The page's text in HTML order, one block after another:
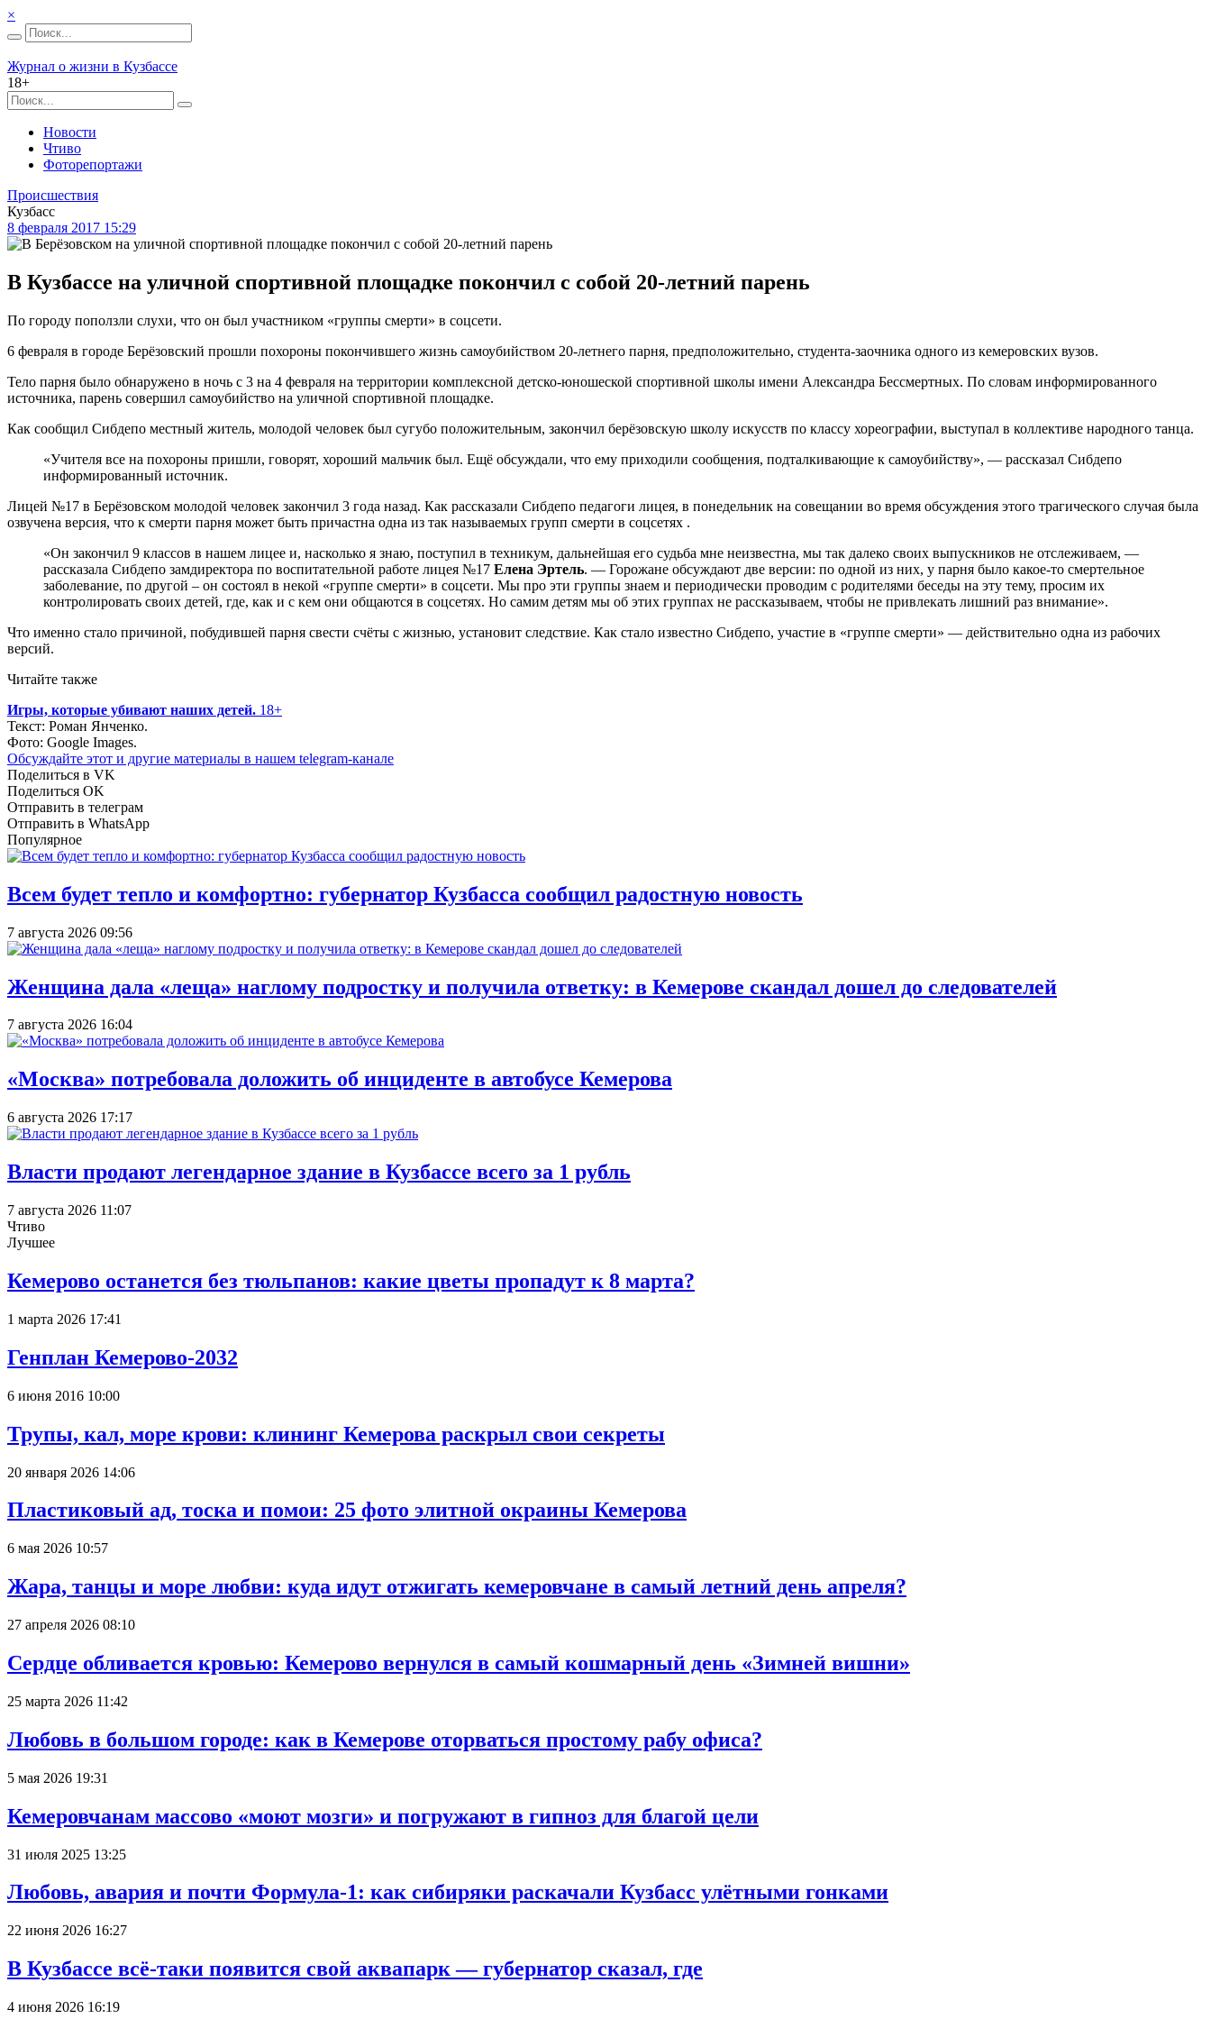
×
Журнал о жизни в Кузбассе
18+
Новости
Чтиво
Фоторепортажи
Происшествия
Кузбасс
8 февраля 2017 15:29
В Кузбассе на уличной спортивной площадке покончил с собой 20-летний парень
По городу поползли слухи, что он был участником «группы смерти» в соцсети.
6 февраля в городе Берёзовский прошли похороны покончившего жизнь самоубийством 20-летнего парня, предположительно, студента-заочника одного из кемеровских вузов.
Тело парня было обнаружено в ночь с 3 на 4 февраля на территории комплексной детско-юношеской спортивной школы имени Александра Бессмертных. По словам информированного
источника, парень совершил самоубийство на уличной спортивной площадке.
Как сообщил Сибдепо местный житель, молодой человек был сугубо положительным, закончил берёзовскую школу искусств по классу хореографии, выступал в коллективе народного танца.
«Учителя все на похороны пришли, говорят, хороший мальчик был. Ещё обсуждали, что ему приходили сообщения, подталкивающие к самоубийству», — рассказал Сибдепо
информированный источник.
Лицей №17 в Берёзовском молодой человек закончил 3 года назад. Как рассказали Сибдепо педагоги лицея, в понедельник на совещании во время обсуждения этого трагического случая была
озвучена версия, что к смерти парня может быть причастна одна из так называемых групп смерти в соцсетях .
«Он закончил 9 классов в нашем лицее и, насколько я знаю, поступил в техникум, дальнейшая его судьба мне неизвестна, мы так далеко своих выпускников не отслеживаем, —
рассказала Сибдепо замдиректора по воспитательной работе лицея №17 Елена Эртель. — Горожане обсуждают две версии: по одной из них, у парня было какое-то смертельное
заболевание, по другой – он состоял в некой «группе смерти» в соцсети. Мы про эти группы знаем и периодически проводим с родителями беседы на эту тему, просим их
контролировать своих детей, где, как и с кем они общаются в соцсетях. Но самим детям мы об этих группах не рассказываем, чтобы не привлекать лишний раз внимание».
Что именно стало причиной, побудившей парня свести счёты с жизнью, установит следствие. Как стало известно Сибдепо, участие в «группе смерти» — действительно одна из рабочих
версий.
Читайте также
Игры, которые убивают наших детей. 18+
Текст: Роман Янченко.
Фото: Google Images.
Обсуждайте этот и другие материалы в нашем telegram-канале
Поделиться в VK
Поделиться OK
Отправить в телеграм
Отправить в WhatsApp
Популярное
Всем будет тепло и комфортно: губернатор Кузбасса сообщил радостную новость
7 августа 2026 09:56
Женщина дала «леща» наглому подростку и получила ответку: в Кемерове скандал дошел до следователей
7 августа 2026 16:04
«Москва» потребовала доложить об инциденте в автобусе Кемерова
6 августа 2026 17:17
Власти продают легендарное здание в Кузбассе всего за 1 рубль
7 августа 2026 11:07
Чтиво
Лучшее
Кемерово останется без тюльпанов: какие цветы пропадут к 8 марта?
1 марта 2026 17:41
Генплан Кемерово-2032
6 июня 2016 10:00
Трупы, кал, море крови: клининг Кемерова раскрыл свои секреты
20 января 2026 14:06
Пластиковый ад, тоска и помои: 25 фото элитной окраины Кемерова
6 мая 2026 10:57
Жара, танцы и море любви: куда идут отжигать кемеровчане в самый летний день апреля?
27 апреля 2026 08:10
Сердце обливается кровью: Кемерово вернулся в самый кошмарный день «Зимней вишни»
25 марта 2026 11:42
Любовь в большом городе: как в Кемерове оторваться простому рабу офиса?
5 мая 2026 19:31
Кемеровчанам массово «моют мозги» и погружают в гипноз для благой цели
31 июля 2025 13:25
Любовь, авария и почти Формула-1: как сибиряки раскачали Кузбасс улётными гонками
22 июня 2026 16:27
В Кузбассе всё-таки появится свой аквапарк — губернатор сказал, где
4 июня 2026 16:19